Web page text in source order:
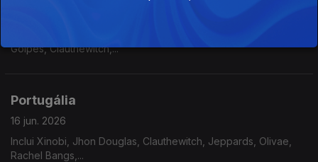
Golpes, Clauthewitch,...
Portugália
16 jun. 2026
Inclui Xinobi, Jhon Douglas, Clauthewitch, Jeppards, Olivae,
Rachel Bangs,...